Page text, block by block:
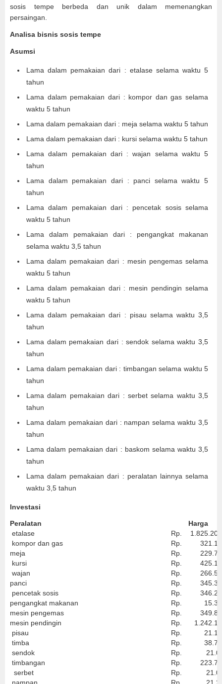
sosis tempe berbeda dan unik dalam memenangkan
persaingan.
Analisa bisnis sosis tempe
Asumsi
Lama dalam pemakaian dari : etalase selama waktu 5
tahun
Lama dalam pemakaian dari : kompor dan gas selama
waktu 5 tahun
Lama dalam pemakaian dari : meja selama waktu 5 tahun
Lama dalam pemakaian dari : kursi selama waktu 5 tahun
Lama dalam pemakaian dari : wajan selama waktu 5
tahun
Lama dalam pemakaian dari : panci selama waktu 5
tahun
Lama dalam pemakaian dari : pencetak sosis selama
waktu 5 tahun
Lama dalam pemakaian dari : pengangkat makanan
selama waktu 3,5 tahun
Lama dalam pemakaian dari : mesin pengemas selama
waktu 5 tahun
Lama dalam pemakaian dari : mesin pendingin selama
waktu 5 tahun
Lama dalam pemakaian dari : pisau selama waktu 3,5
tahun
Lama dalam pemakaian dari : sendok selama waktu 3,5
tahun
Lama dalam pemakaian dari : timbangan selama waktu 5
tahun
Lama dalam pemakaian dari : serbet selama waktu 3,5
tahun
Lama dalam pemakaian dari : nampan selama waktu 3,5
tahun
Lama dalam pemakaian dari : baskom selama waktu 3,5
tahun
Lama dalam pemakaian dari : peralatan lainnya selama
waktu 3,5 tahun
Investasi
Peralatan
Harga
etalase
Rp.
1.825.200
kompor dan gas
Rp.
meja
Rp.
kursi
Rp.
wajan
Rp.
panci
Rp.
pencetak sosis
Rp.
pengangkat makanan
Rp.
mesin pengemas
Rp.
mesin pendingin
Rp.
pisau
Rp.
timba
Rp.
sendok
Rp.
timbangan
Rp.
serbet
Rp.